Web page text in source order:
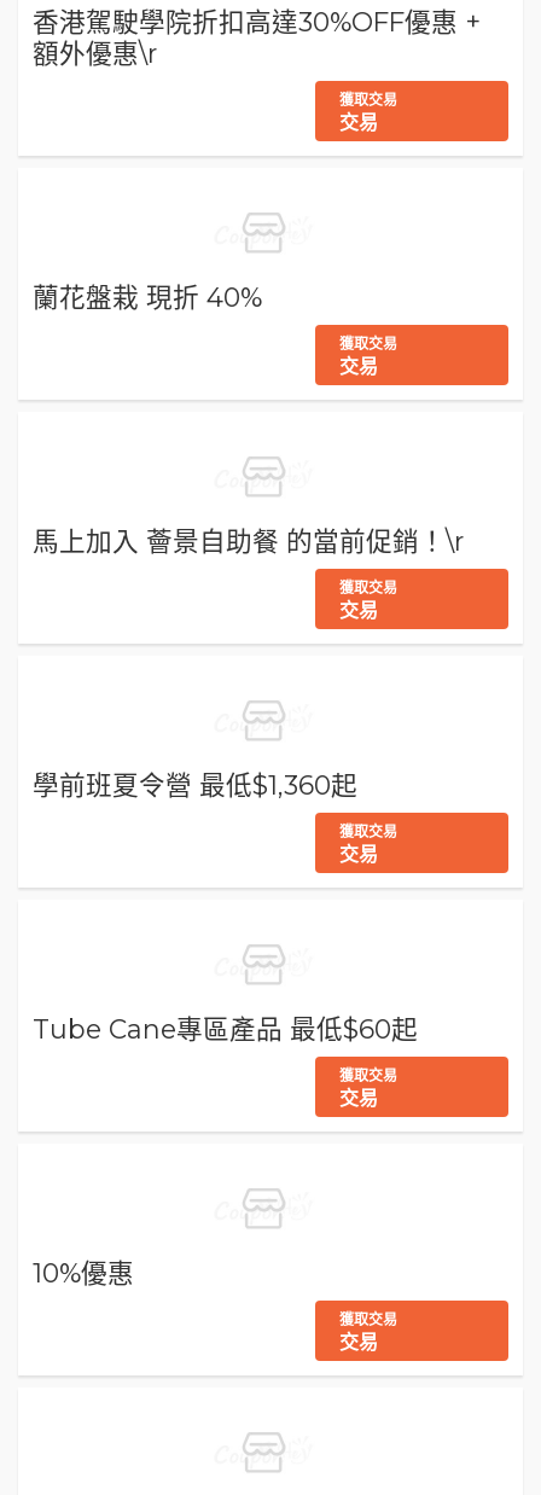
香港駕駛學院折扣高達30%OFF優惠 +
額外優惠\r
獲取交易
交易
蘭花盤栽 現折 40%
獲取交易
交易
馬上加入 薈景自助餐 的當前促銷！\r
獲取交易
交易
學前班夏令營 最低$1,360起
獲取交易
交易
Tube Cane專區產品 最低$60起
獲取交易
交易
10%優惠
獲取交易
交易